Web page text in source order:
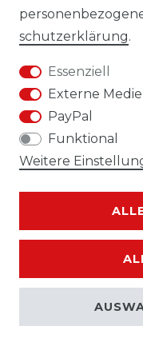
Impressum
VERTRAG
© Copyright
schutz­erklärung.
Essenziell
Externe
PayPal
Funktional
Weitere